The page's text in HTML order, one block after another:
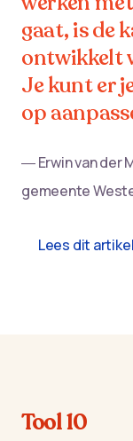
gaat, is de
ontwikkelt
Je kunt er
op
― Erwin van der
gemeente
Lees dit
Tool 10